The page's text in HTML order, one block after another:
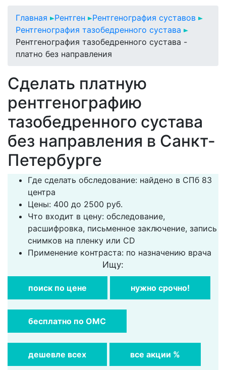
Главная Рентген
Рентгенография суставов
Рентгенография тазобедренного сустава
Рентгенография тазобедренного сустава -
платно без направления
Сделать платную
рентгенографию
тазобедренного сустава
без направления в Санкт-
Петербурге
Где сделать обследование: найдено в СПб 83
центра
Цены: 400 до 2500 руб.
Что входит в цену: обследование,
расшифровка, письменное заключение, запись
снимков на пленку или CD
Применение контраста: по назначению врача
Ищу:
поиск по цене нужно срочно!
бесплатно по ОМС
дешевле всех все акции %